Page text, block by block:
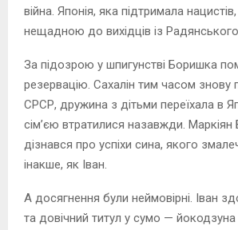
війна. Японія, яка підтримала
нещадною до вихідців із
За підозрою у шпигунстві Боришка
резервацію. Сахалін тим часом
СРСР, дружина з дітьми переїхала в
сім’єю втратилися назавжди. Маркіян
дізнався про успіхи сина, якого
інакше, як Іван.
А досягнення були неймовірні. Іван
та довічний титул у сумо —